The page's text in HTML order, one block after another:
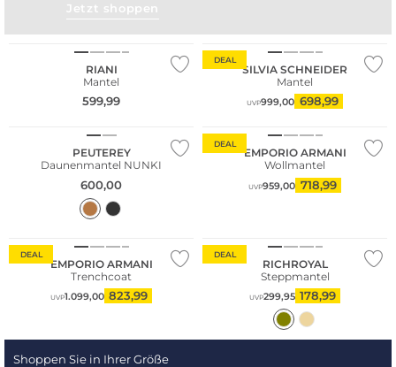
Jetzt shoppen
RIANI
Mantel
599,99
DEAL
SILVIA SCHNEIDER
Mantel
UVP999,00 698,99
PEUTEREY
Daunenmantel NUNKI
600,00
DEAL
EMPORIO ARMANI
Wollmantel
UVP959,00 718,99
DEAL
EMPORIO ARMANI
Trenchcoat
UVP1.099,00 823,99
DEAL
RICHROYAL
Steppmantel
UVP299,95 178,99
Shoppen Sie in Ihrer Größe